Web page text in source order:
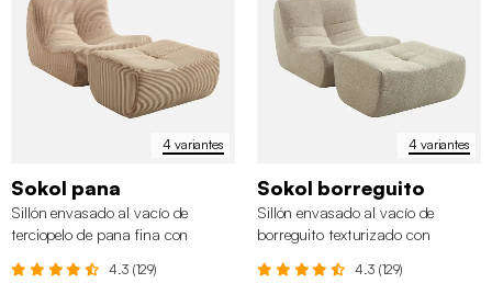
4 variantes
Sokol pana
Sillón envasado al vacío de
terciopelo de pana fina con
4.3 (129)
4 variantes
Sokol borreguito
Sillón envasado al vacío de
borreguito texturizado con
4.3 (129)